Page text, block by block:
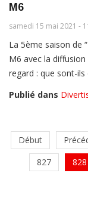
M6
samedi 15 mai 2021 -
La 5ème saison de
M6 avec la
regard : que sont-ils
Publié dans
Début
827
828